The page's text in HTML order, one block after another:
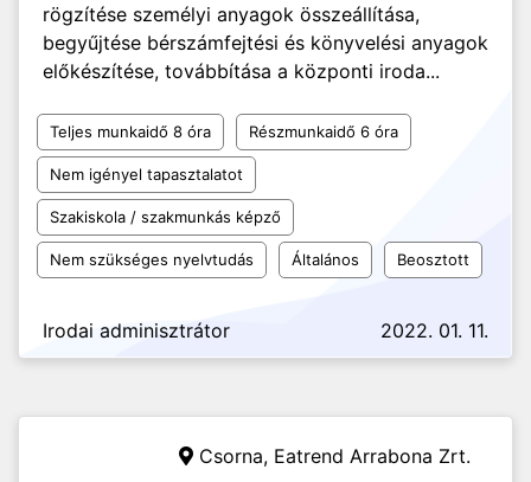
rögzítése személyi anyagok összeállítása,
begyűjtése bérszámfejtési és könyvelési anyagok
előkészítése, továbbítása a központi iroda...
Teljes munkaidő 8 óra Részmunkaidő 6 óra
Nem igényel tapasztalatot
Szakiskola / szakmunkás képző
Nem szükséges nyelvtudás Általános Beosztott
Irodai adminisztrátor 2022. 01. 11.
Csorna, Eatrend Arrabona Zrt.